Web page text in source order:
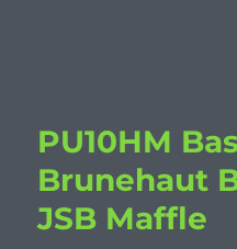
PU10HM
Brunehaut
JSB Maffle